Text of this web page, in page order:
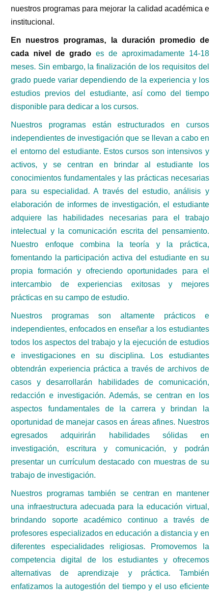
nuestros programas para mejorar la calidad académica e
institucional.
En nuestros programas, la duración promedio de
cada nivel de grado es de aproximadamente 14-18
meses. Sin embargo, la finalización de los requisitos del
grado puede variar dependiendo de la experiencia y los
estudios previos del estudiante, así como del tiempo
disponible para dedicar a los cursos.
Nuestros programas están estructurados en cursos
independientes de investigación que se llevan a cabo en
el entorno del estudiante. Estos cursos son intensivos y
activos, y se centran en brindar al estudiante los
conocimientos fundamentales y las prácticas necesarias
para su especialidad. A través del estudio, análisis y
elaboración de informes de investigación, el estudiante
adquiere las habilidades necesarias para el trabajo
intelectual y la comunicación escrita del pensamiento.
Nuestro enfoque combina la teoría y la práctica,
fomentando la participación activa del estudiante en su
propia formación y ofreciendo oportunidades para el
intercambio de experiencias exitosas y mejores
prácticas en su campo de estudio.
Nuestros programas son altamente prácticos e
independientes, enfocados en enseñar a los estudiantes
todos los aspectos del trabajo y la ejecución de estudios
e investigaciones en su disciplina. Los estudiantes
obtendrán experiencia práctica a través de archivos de
casos y desarrollarán habilidades de comunicación,
redacción e investigación. Además, se centran en los
aspectos fundamentales de la carrera y brindan la
oportunidad de manejar casos en áreas afines. Nuestros
egresados adquirirán habilidades sólidas en
investigación, escritura y comunicación, y podrán
presentar un currículum destacado con muestras de su
trabajo de investigación.
Nuestros programas también se centran en mantener
una infraestructura adecuada para la educación virtual,
brindando soporte académico continuo a través de
profesores especializados en educación a distancia y en
diferentes especialidades religiosas. Promovemos la
competencia digital de los estudiantes y ofrecemos
alternativas de aprendizaje y práctica. También
enfatizamos la autogestión del tiempo y el uso eficiente